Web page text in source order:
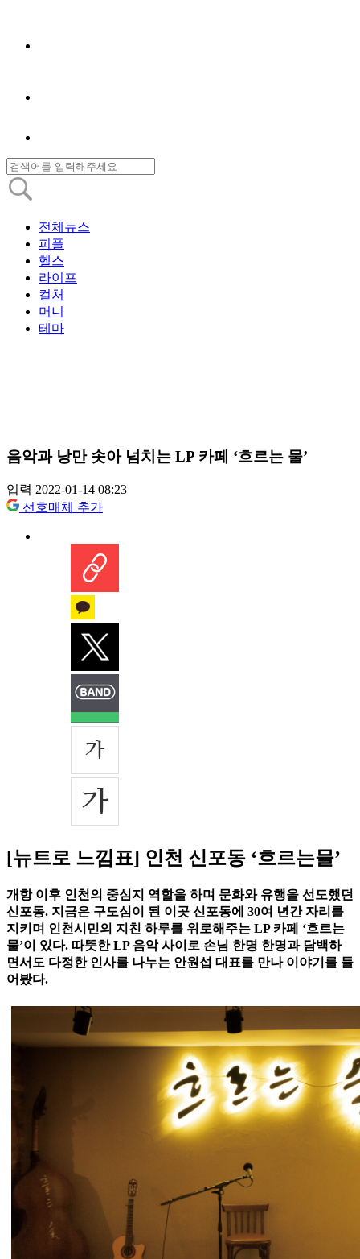
전체뉴스
피플
헬스
라이프
컬처
머니
테마
음악과 낭만 솟아 넘치는 LP 카페 ‘흐르는 물’
입력 2022-01-14 08:23
선호매체 추가
[뉴트로 느낌표] 인천 신포동 ‘흐르는물’
개항 이후 인천의 중심지 역할을 하며 문화와 유행을 선도했던
신포동. 지금은 구도심이 된 이곳 신포동에 30여 년간 자리를
지키며 인천시민의 지친 하루를 위로해주는 LP 카페 ‘흐르는
물’이 있다. 따뜻한 LP 음악 사이로 손님 한명 한명과 담백하
면서도 다정한 인사를 나누는 안원섭 대표를 만나 이야기를 들
어봤다.